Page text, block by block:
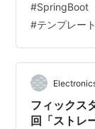
World"まで表
テンプレート
ルダに
します。
#SpringBoot
#テンプレート
フィックス
回「ストレ